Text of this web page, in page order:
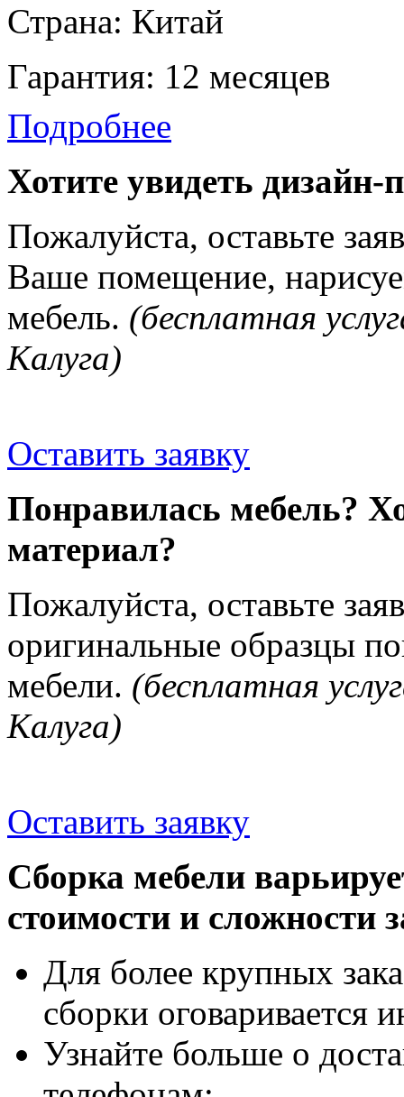
Страна: Китай
Гарантия: 12 месяцев
Подробнее
Хотите увидеть дизайн-
Пожалуйста, оставьте
Ваше помещение,
мебель. (бесплатная
Калуга)
Оставить заявку
Понравилась мебель?
материал?
Пожалуйста, оставьте
оригинальные образцы
мебели. (бесплатная
Калуга)
Оставить заявку
Сборка мебели
стоимости и сложности
Для более крупных
сборки оговаривается
Узнайте больше о